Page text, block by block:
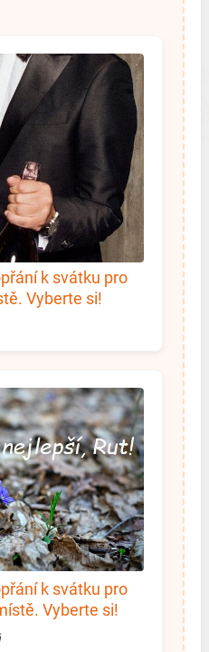
k svátku pro
Vyberte si!
k svátku pro
Vyberte si!